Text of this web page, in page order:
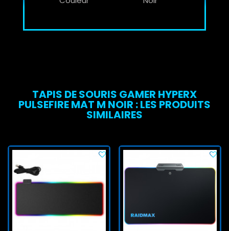
TAPIS DE SOURIS GAMER HYPERX
PULSEFIRE MAT M NOIR : LES PRODUITS
SIMILAIRES